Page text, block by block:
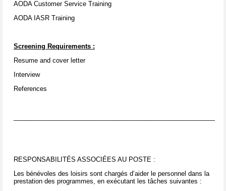
AODA Customer Service Training
AODA IASR Training
Screening Requirements :
Resume and cover letter
Interview
References
RESPONSABILITÉS ASSOCIÉES AU POSTE :
Les bénévoles des loisirs sont chargés d’aider le personnel dans la
prestation des programmes, en exécutant les tâches suivantes :